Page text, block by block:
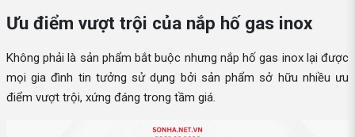
Ưu điểm vượt trội của nắp hố gas inox
Không phải là sản phẩm bắt buộc nhưng nắp hố gas inox lại được
mọi gia đình tin tưởng sử dụng bởi sản phẩm sở hữu nhiều ưu
điểm vượt trội, xứng đáng trong tầm giá.